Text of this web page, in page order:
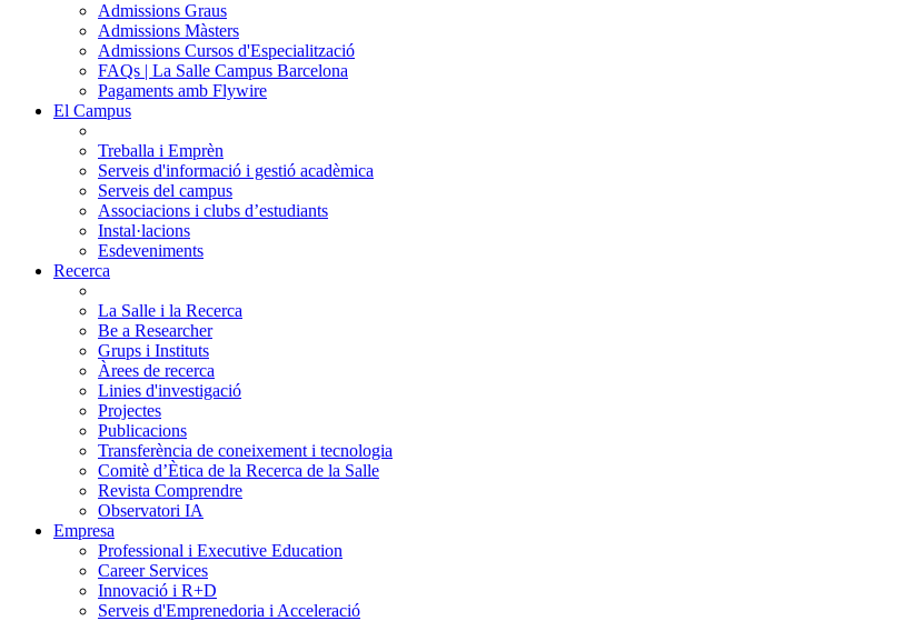
Admissions Graus
Admissions Màsters
Admissions Cursos d'Especialització
FAQs | La Salle Campus Barcelona
Pagaments amb Flywire
El Campus
Treballa i Emprèn
Serveis d'informació i gestió acadèmica
Serveis del campus
Associacions i clubs d’estudiants
Instal·lacions
Esdeveniments
Recerca
La Salle i la Recerca
Be a Researcher
Grups i Instituts
Àrees de recerca
Linies d'investigació
Projectes
Publicacions
Transferència de coneixement i tecnologia
Comitè d’Ètica de la Recerca de la Salle
Revista Comprendre
Observatori IA
Empresa
Professional i Executive Education
Career Services
Innovació i R+D
Serveis d'Emprenedoria i Acceleració